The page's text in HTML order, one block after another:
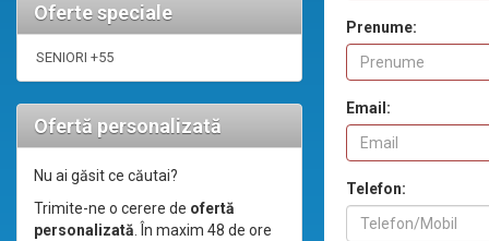
Oferte speciale
SENIORI +55
Ofertă personalizată
Nu ai găsit ce căutai?
Trimite-ne o cerere de ofertă
personalizată. În maxim 48 de ore
Prenume:
Email:
Telefon: